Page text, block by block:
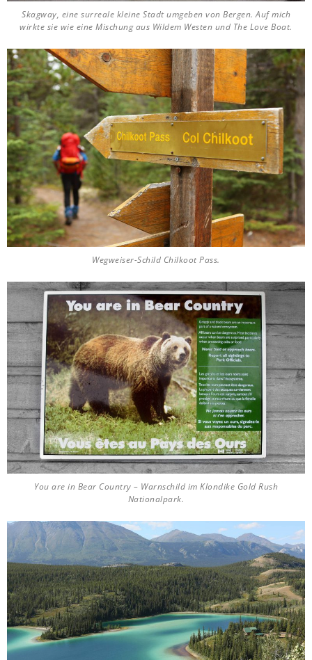
Skagway, eine surreale kleine Stadt umgeben von Bergen. Auf mich
wirkte sie wie eine Mischung aus Wildem Westen und The Love Boat.
Wegweiser-Schild Chilkoot Pass.
You are in Bear Country – Warnschild im Klondike Gold Rush
Nationalpark.